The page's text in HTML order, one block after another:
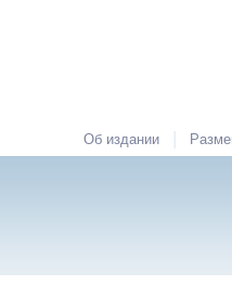
Об издании |